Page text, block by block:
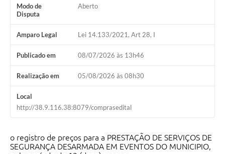
Modo de
Disputa
Aberto
Amparo Legal Lei 14.133/2021, Art 28, I
Publicado em 08/07/2026 às 13h46
Realização em 05/08/2026 às 08h30
Local
http://38.9.116.38:8079/comprasedital
o registro de preços para a PRESTAÇÃO DE SERVIÇOS DE
SEGURANÇA DESARMADA EM EVENTOS DO MUNICIPIO,